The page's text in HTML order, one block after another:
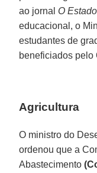
ao jornal O
educacional, o
estudantes de
beneficiados pelo
Agricultura
O ministro do
ordenou que a
Abastecimento